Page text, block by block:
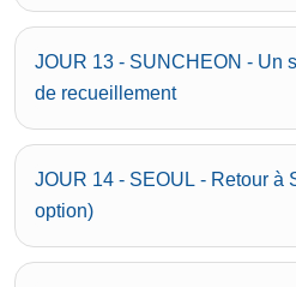
JOUR 13 - SUNCHEON - Un
de recueillement
JOUR 14 - SEOUL - Retour à
option)